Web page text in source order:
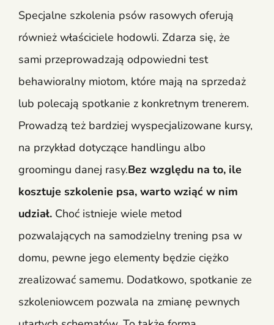
Specjalne szkolenia psów rasowych oferują
również właściciele hodowli. Zdarza się, że
sami przeprowadzają odpowiedni test
behawioralny miotom, które mają na sprzedaż
lub polecają spotkanie z konkretnym trenerem.
Prowadzą też bardziej wyspecjalizowane kursy,
na przykład dotyczące handlingu albo
groomingu danej rasy.Bez względu na to, ile
kosztuje szkolenie psa, warto wziąć w nim
udział. Choć istnieje wiele metod
pozwalających na samodzielny trening psa w
domu, pewne jego elementy będzie ciężko
zrealizować samemu. Dodatkowo, spotkanie ze
szkoleniowcem pozwala na zmianę pewnych